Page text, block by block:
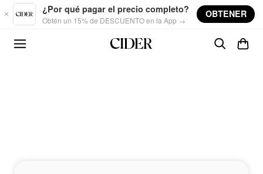
Skip to main content
¿Por qué pagar el precio completo?
Obtén un 15% de DESCUENTO en la App →
OBTENER